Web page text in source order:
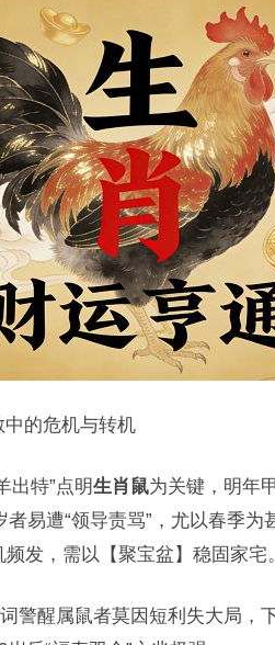
中的危机与转机
出特”点明生肖鼠为关键，明年
者易遭“领导责骂”，尤以春季
发，需以【聚宝盆】稳固家宅。
词警醒属鼠者莫因短利失大局